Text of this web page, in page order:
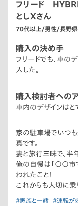
フリード
としXさん
70代以上/男性/長野
購入の決め手
フリードでも、車の
入した。
購入検討者への
車内のデザインは
家の駐車場でいつ
真です。
妻と旅行三昧で、半
俺の自慢は「〇〇市
われたこと！
これからも大切に乗
#家族と一緒 #運転が